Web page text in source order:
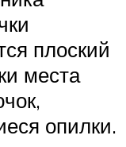
плоский
места
опилки.